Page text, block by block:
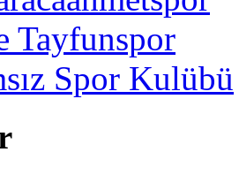
Tayfunspor
Spor Kulübü